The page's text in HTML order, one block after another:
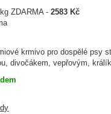
krmivo pro dospělé psy
divočákem, vepřovým,
ZDARMA -2583 Kč